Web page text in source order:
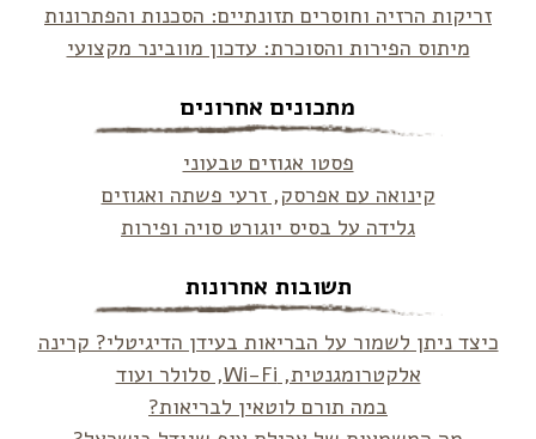
זריקות הרזיה וחוסרים תזונתיים: הסכנות והפתרונות
מיתוס הפירות והסוכרת: עדכון מוובינר מקצועי
מתכונים אחרונים
פסטו אגוזים טבעוני
קינואה עם אפרסק, זרעי פשתה ואגוזים
גלידה על בסיס יוגורט סויה ופירות
תשובות אחרונות
כיצד ניתן לשמור על הבריאות בעידן הדיגיטלי? קרינה
אלקטרומגנטית, Wi-Fi, סלולר ועוד
במה תורם לוטאין לבריאות?